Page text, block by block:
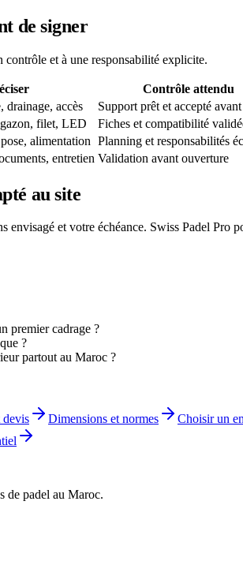
de signer
et à une responsabilité explicite.
Contrôle attendu
drainage, accès
Support prêt et accepté
filet, LED
Fiches et compatibilité
alimentation Planning et responsabilités
entretien Validation avant ouverture
au site
envisagé et votre échéance. Swiss Padel Pro
premier cadrage ?
?
partout au Maroc ?
devis Dimensions et normes Choisir un
de padel au Maroc.